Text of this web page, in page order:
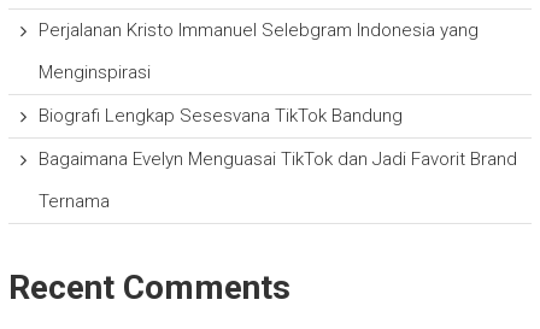
Perjalanan Kristo Immanuel Selebgram Indonesia yang
Menginspirasi
Biografi Lengkap Sesesvana TikTok Bandung
Bagaimana Evelyn Menguasai TikTok dan Jadi Favorit Brand
Ternama
Recent Comments